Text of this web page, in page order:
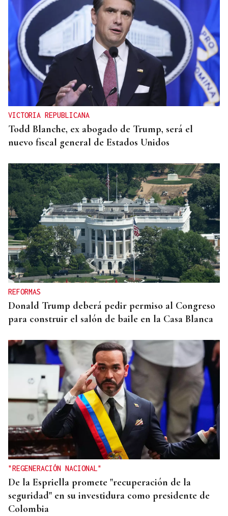
VICTORIA REPUBLICANA
Todd Blanche, ex abogado de Trump, será el
nuevo fiscal general de Estados Unidos
REFORMAS
Donald Trump deberá pedir permiso al Congreso
para construir el salón de baile en la Casa Blanca
"REGENERACIÓN NACIONAL"
De la Espriella promete "recuperación de la
seguridad" en su investidura como presidente de
Colombia